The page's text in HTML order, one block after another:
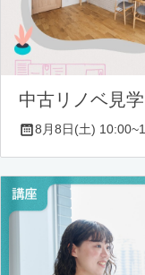
中古リノベ見
8月8日(土)